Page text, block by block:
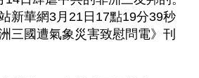
新華網3月21日17點19分39秒
三國遭氣象災害致慰問電》刊